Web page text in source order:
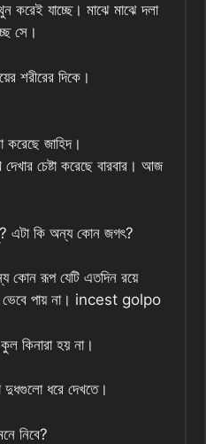
করেই যাচ্ছে। মাঝে মাঝে দলা
সে।
শরীরের দিকে।
জাহিদ।
চেষ্টা করেছে বারবার। আজ
এটা কি অন্য কোন জগৎ?
কোন রূপ যেটি এতদিন রয়ে
ভেবে পায় না। incest golpo
কিনারা হয় না।
দুধগুলো ধরে দেখতে।
নিবে?